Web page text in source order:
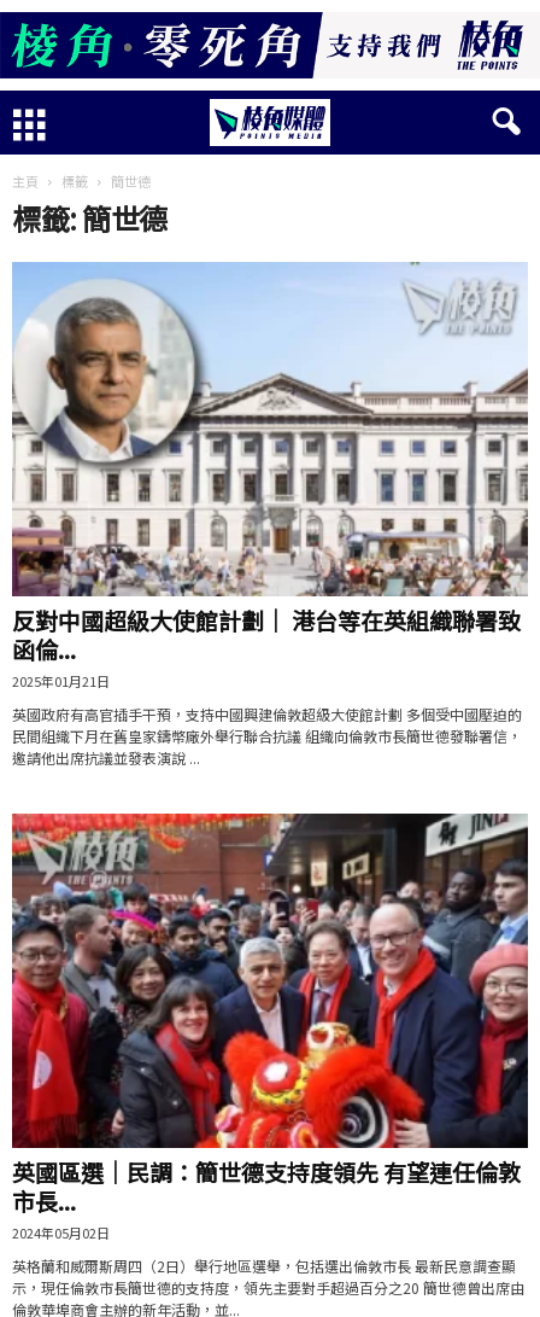
主頁 標籤 簡世德
標籤: 簡世德
反對中國超級大使館計劃｜ 港台等在英組織聯署致
函倫...
2025年01月21日
英國政府有高官插手干預，支持中國興建倫敦超級大使館計劃 多個受中國壓迫的
民間組織下月在舊皇家鑄幣廠外舉行聯合抗議 組織向倫敦市長簡世德發聯署信，
邀請他出席抗議並發表演說 ...
英國區選｜民調：簡世德支持度領先 有望連任倫敦
市長...
2024年05月02日
英格蘭和威爾斯周四（2日）舉行地區選舉，包括選出倫敦市長 最新民意調查顯
示，現任倫敦市長簡世德的支持度，領先主要對手超過百分之20 簡世德曾出席由
倫敦華埠商會主辦的新年活動，並...